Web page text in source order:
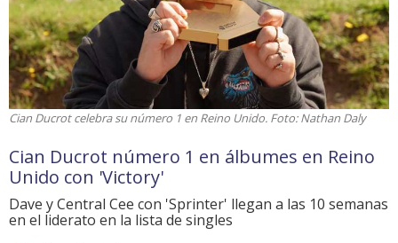
Cian Ducrot celebra su número 1 en Reino Unido. Foto: Nathan Daly
Cian Ducrot número 1 en álbumes en Reino
Unido con 'Victory'
Dave y Central Cee con 'Sprinter' llegan a las 10 semanas
en el liderato en la lista de singles